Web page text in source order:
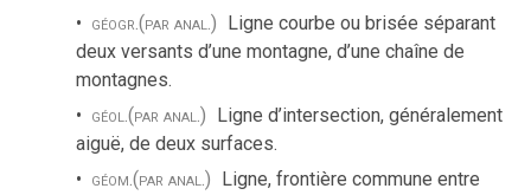
géogr.(par anal.) Ligne courbe ou brisée séparant
deux versants d’une montagne, d’une chaîne de
montagnes.
géol.(par anal.) Ligne d’intersection, généralement
aiguë, de deux surfaces.
géom.(par anal.) Ligne, frontière commune entre